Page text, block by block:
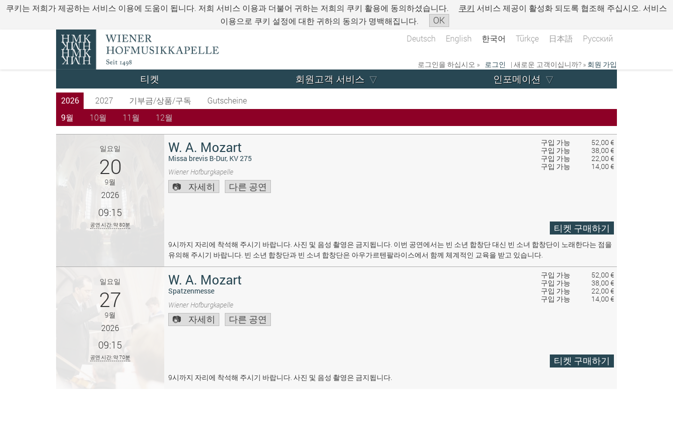
쿠키는 저희가 제공하는 서비스 이용에 도움이 됩니다. 저희 서비스 이용과 더불어 귀하는 저희의 쿠키 활용에 동의하셨습니다. 쿠키 서비스 제공이 활성화 되도록 협조해 주십시오. 서비스
이용으로 쿠키 설정에 대한 귀하의 동의가 명백해집니다.
OK
Deutsch English 한국어 Türkçe 日本語 Русский
로그인을 하십시오 » 로그인 | 새로운 고객이십니까? » 회원 가입
티켓 회원고객 서비스 인포메이션
2026 2027 기부금/상품/구독
Gutscheine
9월
10월 11월 12월
구입 가능
52,00 €
구입 가능
38,00 €
구입 가능
22,00 €
구입 가능
14,00 €
일요일
20
9월
2026
09:15
공연 시간: 약 80분
W. A. Mozart
Missa brevis B-Dur, KV 275
Wiener Hofburgkapelle
자세히 다른 공연
티켓 구매하기
9시까지 자리에 착석해 주시기 바랍니다. 사진 및 음성 촬영은 금지됩니다. 이번 공연에서는 빈 소년 합창단 대신 빈 소녀 합창단이 노래한다는 점을
유의해 주시기 바랍니다. 빈 소년 합창단과 빈 소녀 합창단은 아우가르텐팔라이스에서 함께 체계적인 교육을 받고 있습니다.
구입 가능
52,00 €
구입 가능
38,00 €
구입 가능
22,00 €
구입 가능
14,00 €
일요일
27
9월
2026
09:15
공연 시간: 약 70분
W. A. Mozart
Spatzenmesse
Wiener Hofburgkapelle
자세히 다른 공연
티켓 구매하기
9시까지 자리에 착석해 주시기 바랍니다. 사진 및 음성 촬영은 금지됩니다.